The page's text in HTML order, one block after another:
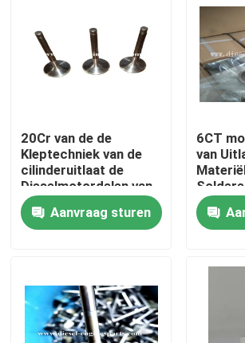
VR-show
Over ons
Fabrieksreis
Kwaliteitscontrole
Contacteer ons
Vraag een offerte aan
Dieselmotordelen
20Cr van de de
Kleptechniek van de
cilinderuitlaat de
Dieselmotordelen van
Deutz FL912
Aanvraag sturen
6CT
van